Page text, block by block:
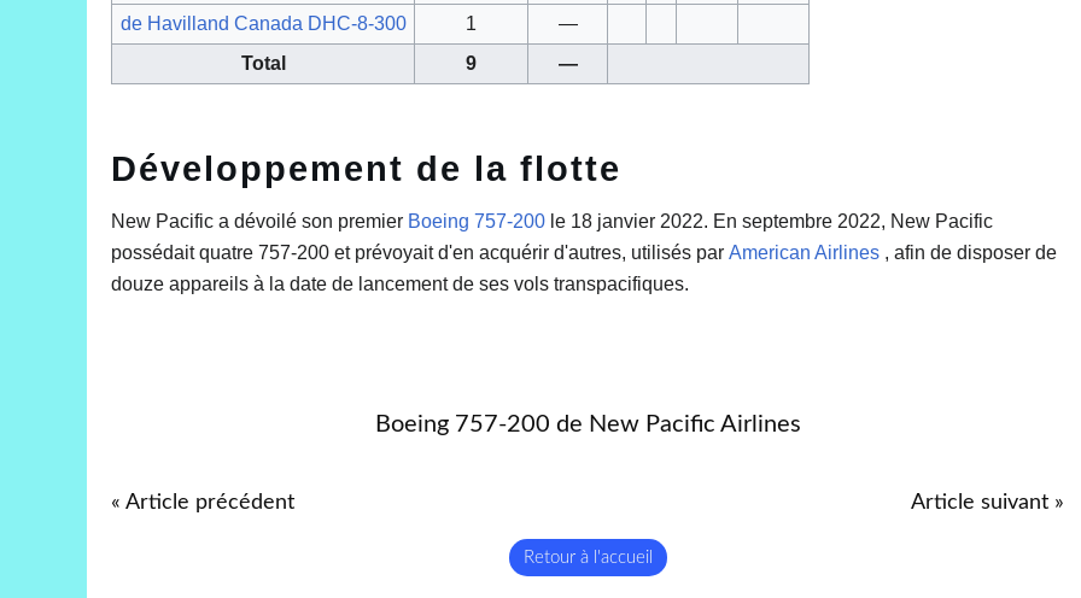
de Havilland Canada DHC-8-300
1
—
Total
9 —
Développement de la flotte
New Pacific a dévoilé son premier Boeing 757-200 le 18 janvier 2022. En septembre 2022, New Pacific
possédait quatre 757-200 et prévoyait d'en acquérir d'autres, utilisés par American Airlines , afin de disposer de
douze appareils à la date de lancement de ses vols transpacifiques.
Boeing 757-200 de New Pacific Airlines
« Article précédent Article suivant »
Retour à l'accueil